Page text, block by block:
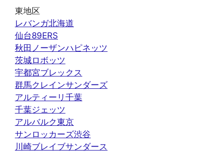
東地区
レバンガ北海道
仙台89ERS
秋田ノーザンハピネッツ
茨城ロボッツ
宇都宮ブレックス
群馬クレインサンダーズ
アルティーリ千葉
千葉ジェッツ
アルバルク東京
サンロッカーズ渋谷
川崎ブレイブサンダース